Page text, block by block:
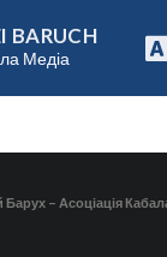
BARUCH
Медіа
Барух – Асоціація